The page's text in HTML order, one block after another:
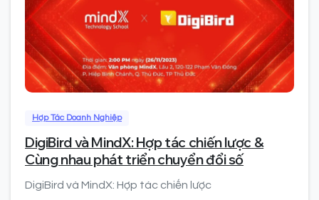
0
Hợp Tác Doanh Nghiệp
DigiBird và MindX: Hợp tác chiến lược &
Cùng nhau phát triển chuyển đổi số
DigiBird và MindX: Hợp tác chiến lược